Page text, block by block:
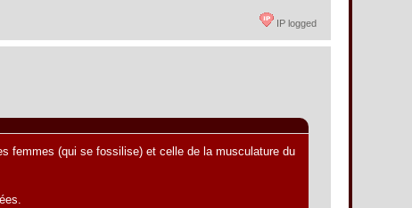
IP logged
femmes (qui se fossilise) et celle de la musculature du